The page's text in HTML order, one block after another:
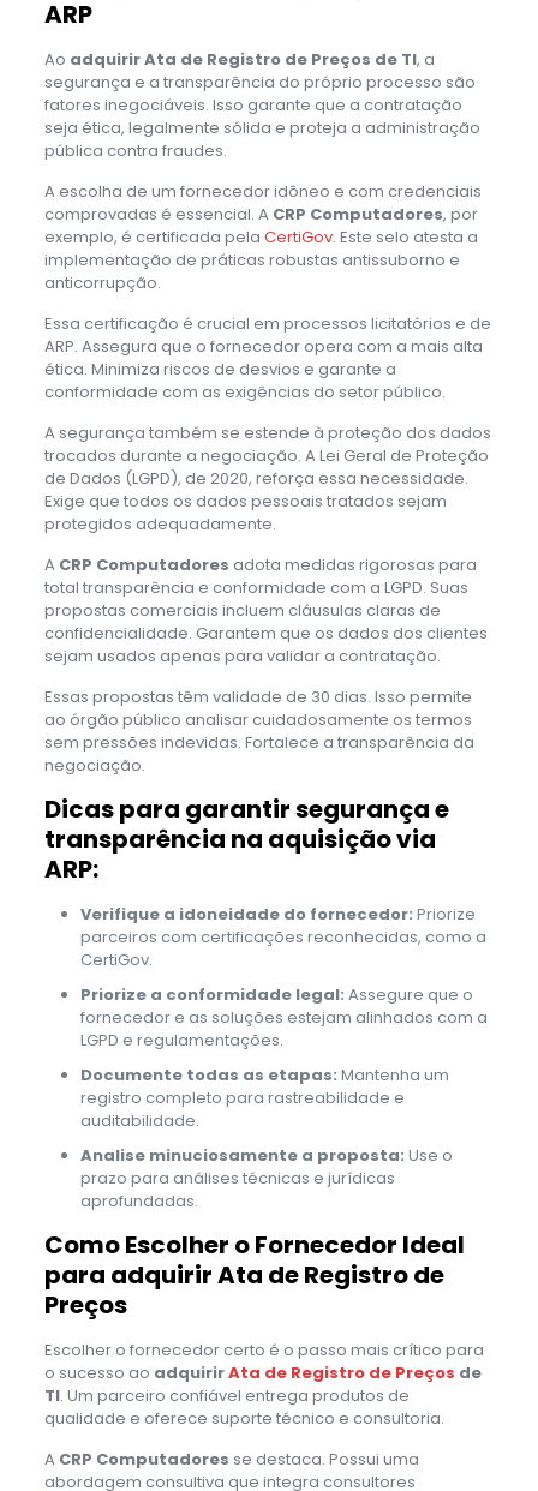
ARP
Ao adquirir Ata de Registro de Preços de TI, a
segurança e a transparência do próprio processo são
fatores inegociáveis. Isso garante que a contratação
seja ética, legalmente sólida e proteja a administração
pública contra fraudes.
A escolha de um fornecedor idôneo e com credenciais
comprovadas é essencial. A CRP Computadores, por
exemplo, é certificada pela CertiGov. Este selo atesta a
implementação de práticas robustas antissuborno e
anticorrupção.
Essa certificação é crucial em processos licitatórios e de
ARP. Assegura que o fornecedor opera com a mais alta
ética. Minimiza riscos de desvios e garante a
conformidade com as exigências do setor público.
A segurança também se estende à proteção dos dados
trocados durante a negociação. A Lei Geral de Proteção
de Dados (LGPD), de 2020, reforça essa necessidade.
Exige que todos os dados pessoais tratados sejam
protegidos adequadamente.
A CRP Computadores adota medidas rigorosas para
total transparência e conformidade com a LGPD. Suas
propostas comerciais incluem cláusulas claras de
confidencialidade. Garantem que os dados dos clientes
sejam usados apenas para validar a contratação.
Essas propostas têm validade de 30 dias. Isso permite
ao órgão público analisar cuidadosamente os termos
sem pressões indevidas. Fortalece a transparência da
negociação.
Dicas para garantir segurança e
transparência na aquisição via
ARP:
Verifique a idoneidade do fornecedor: Priorize
parceiros com certificações reconhecidas, como a
CertiGov.
Priorize a conformidade legal: Assegure que o
fornecedor e as soluções estejam alinhados com a
LGPD e regulamentações.
Documente todas as etapas: Mantenha um
registro completo para rastreabilidade e
auditabilidade.
Analise minuciosamente a proposta: Use o
prazo para análises técnicas e jurídicas
aprofundadas.
Como Escolher o Fornecedor Ideal
para adquirir Ata de Registro de
Preços
Escolher o fornecedor certo é o passo mais crítico para
o sucesso ao adquirirAta de Registro de Preços de
TI. Um parceiro confiável entrega produtos de
qualidade e oferece suporte técnico e consultoria.
A CRP Computadores se destaca. Possui uma
abordagem consultiva que integra consultores